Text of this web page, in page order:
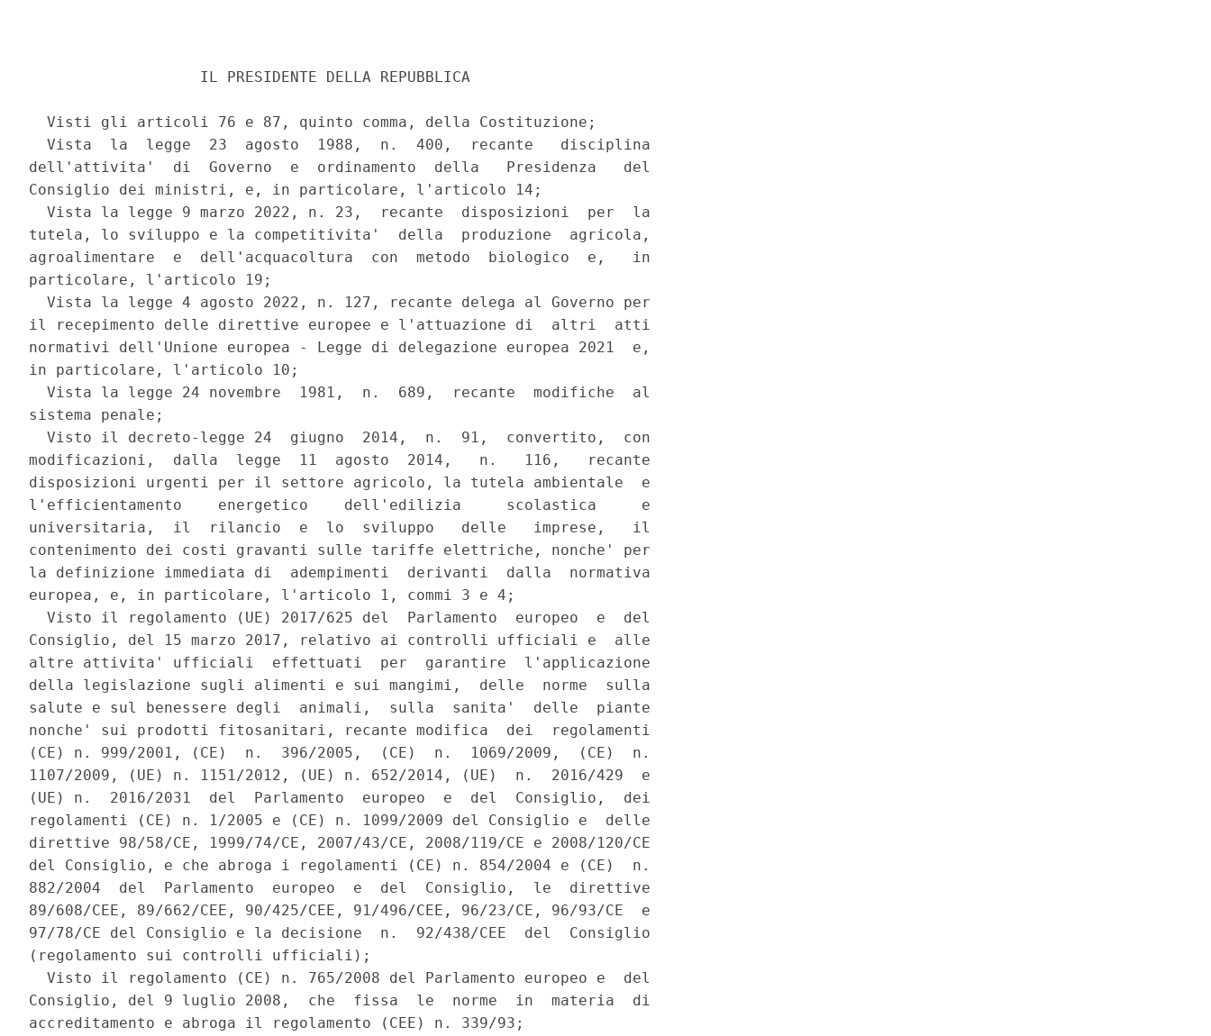
                   IL PRESIDENTE DELLA REPUBBLICA
  Visti gli articoli 76 e 87, quinto comma, della Costituzione;
  Vista  la  legge  23  agosto  1988,  n.  400,  recante   disciplina
dell'attivita'  di  Governo  e  ordinamento  della   Presidenza   del
Consiglio dei ministri, e, in particolare, l'articolo 14;
  Vista la legge 9 marzo 2022, n. 23,  recante  disposizioni  per  la
tutela, lo sviluppo e la competitivita'  della  produzione  agricola,
agroalimentare  e  dell'acquacoltura  con  metodo  biologico  e,   in
particolare, l'articolo 19;
  Vista la legge 4 agosto 2022, n. 127, recante delega al Governo per
il recepimento delle direttive europee e l'attuazione di  altri  atti
normativi dell'Unione europea - Legge di delegazione europea 2021  e,
in particolare, l'articolo 10;
  Vista la legge 24 novembre  1981,  n.  689,  recante  modifiche  al
sistema penale;
  Visto il decreto-legge 24  giugno  2014,  n.  91,  convertito,  con
modificazioni,  dalla  legge  11  agosto  2014,   n.   116,   recante
disposizioni urgenti per il settore agricolo, la tutela ambientale  e
l'efficientamento    energetico    dell'edilizia     scolastica     e
universitaria,  il  rilancio  e  lo  sviluppo   delle   imprese,   il
contenimento dei costi gravanti sulle tariffe elettriche, nonche' per
la definizione immediata di  adempimenti  derivanti  dalla  normativa
europea, e, in particolare, l'articolo 1, commi 3 e 4;
  Visto il regolamento (UE) 2017/625 del  Parlamento  europeo  e  del
Consiglio, del 15 marzo 2017, relativo ai controlli ufficiali e  alle
altre attivita' ufficiali  effettuati  per  garantire  l'applicazione
della legislazione sugli alimenti e sui mangimi,  delle  norme  sulla
salute e sul benessere degli  animali,  sulla  sanita'  delle  piante
nonche' sui prodotti fitosanitari, recante modifica  dei  regolamenti
(CE) n. 999/2001, (CE)  n.  396/2005,  (CE)  n.  1069/2009,  (CE)  n.
1107/2009, (UE) n. 1151/2012, (UE) n. 652/2014, (UE)  n.  2016/429  e
(UE) n.  2016/2031  del  Parlamento  europeo  e  del  Consiglio,  dei
regolamenti (CE) n. 1/2005 e (CE) n. 1099/2009 del Consiglio e  delle
direttive 98/58/CE, 1999/74/CE, 2007/43/CE, 2008/119/CE e 2008/120/CE
del Consiglio, e che abroga i regolamenti (CE) n. 854/2004 e (CE)  n.
882/2004  del  Parlamento  europeo  e  del  Consiglio,  le  direttive
89/608/CEE, 89/662/CEE, 90/425/CEE, 91/496/CEE, 96/23/CE, 96/93/CE  e
97/78/CE del Consiglio e la decisione  n.  92/438/CEE  del  Consiglio
(regolamento sui controlli ufficiali);
  Visto il regolamento (CE) n. 765/2008 del Parlamento europeo e  del
Consiglio, del 9 luglio 2008,  che  fissa  le  norme  in  materia  di
accreditamento e abroga il regolamento (CEE) n. 339/93;